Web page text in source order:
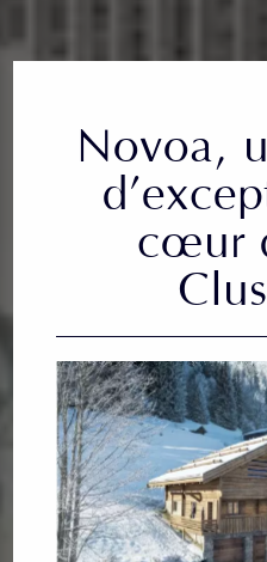
programmes en cours
Novoa,
cœur